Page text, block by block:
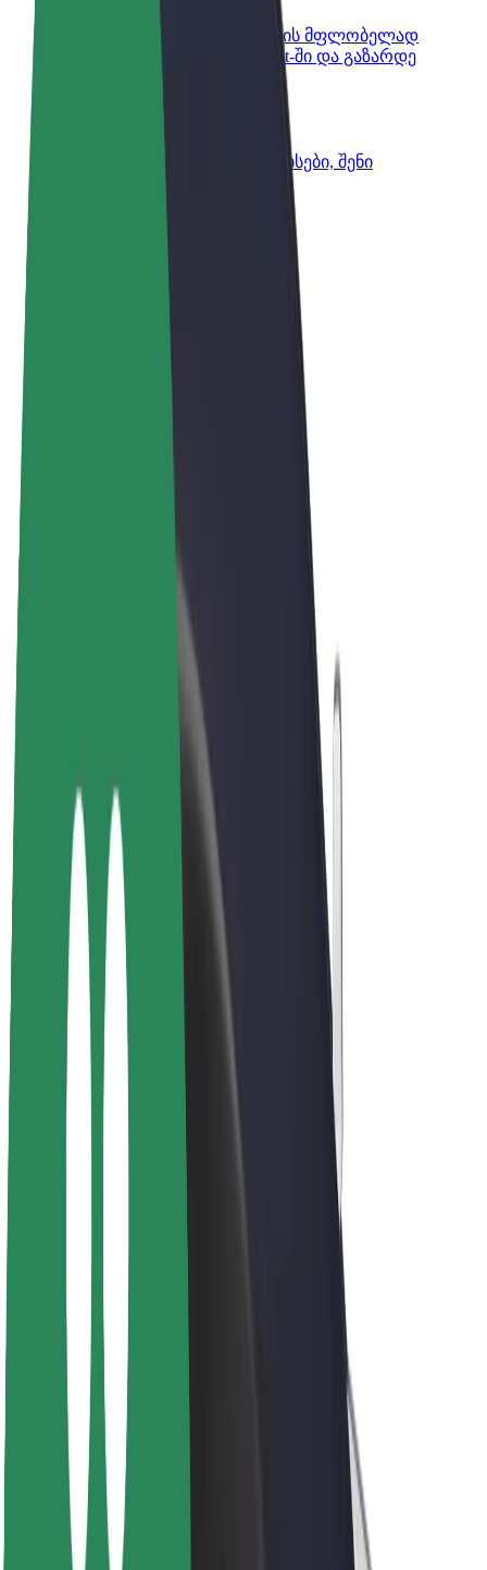
დარეგისტრირდი ავტოპარკის მფლობელად
დაამატე შენი ავტოპარკი Bolt-ში და გაზარდე
Bolt-ის პროდუქტები და სერვისები, შენი
Bolt Plus
გამოიმუშავე Bolt-თან ერთად
მძღოლები
მძღოლის შემოსავლები
კურიერები
კურიერის შემოსავლები
Bolt Food პარტნიორები
Bolt-ის შესახებ
ბლოგი
ბრენდის გზამკვლევი
მისია
ინვესტორებთან ურთიერთობა
ლიდერობა